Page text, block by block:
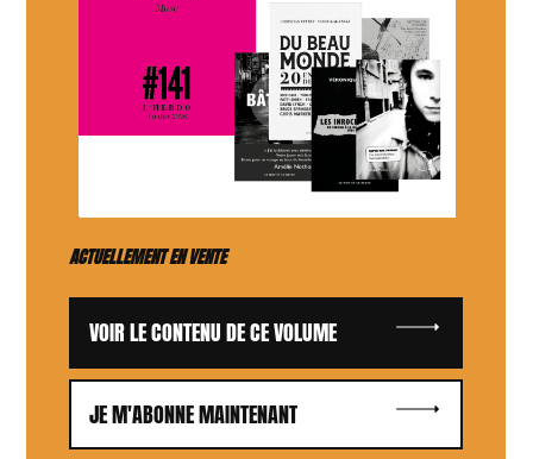
ACTUELLEMENT EN VENTE
VOIR LE CONTENU DE CE VOLUME
JE M'ABONNE MAINTENANT